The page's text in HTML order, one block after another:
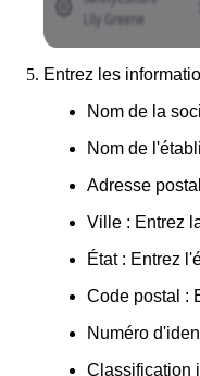
Entrez les
Nom de la
Nom de
Adresse
Ville : Entrez
État : Entrez
Code postal :
Numéro
Classification